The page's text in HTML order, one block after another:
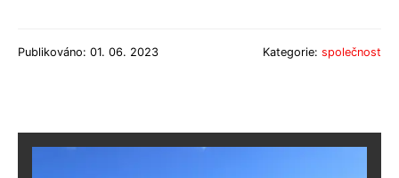
Publikováno: 01. 06. 2023 Kategorie: společnost